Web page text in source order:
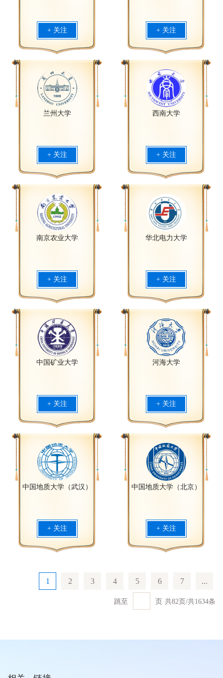
+ 关注 + 关注
兰州大学
+ 关注
西南大学
+ 关注
南京农业大学
+ 关注
华北电力大学
+ 关注
中国矿业大学
+ 关注
河海大学
+ 关注
中国地质大学（武汉）
+ 关注
中国地质大学（北京）
+ 关注
1 2 3 4 5 6 7 ...
共82页 /共1634条
跳至 页